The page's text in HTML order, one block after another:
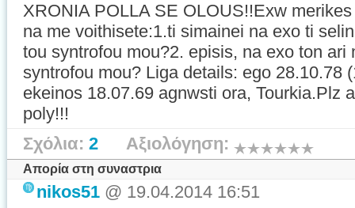
XRONIA POLLA SE OLOUS!!Exw
na me voithisete:1.ti simainei na exo ti
tou syntrofou mou?2. episis, na exo ton
syntrofou mou? Liga details: ego 28.10.78
ekeinos 18.07.69 agnwsti ora, Tourkia.Plz
poly!!!
Σχόλια: 2 Αξιολόγηση:
Απορία στη συναστρια
nikos51 @ 19.04.2014 16:51